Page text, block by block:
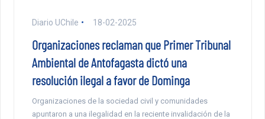
Diario UChile 18-02-2025
Organizaciones reclaman que Primer Tribunal
Ambiental de Antofagasta dictó una
resolución ilegal a favor de Dominga
Organizaciones de la sociedad civil y comunidades
apuntaron a una ilegalidad en la reciente invalidación de la